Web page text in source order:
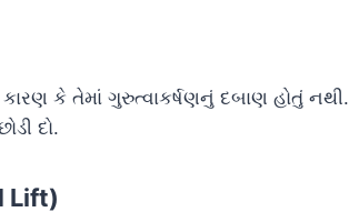
કે તેમાં ગુરુત્વાકર્ષણનું દબાણ હોતું નથી.
દો.
Lift)